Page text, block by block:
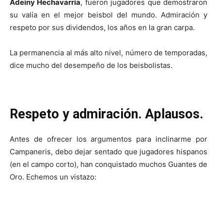
Adeiny Hechavarría, fueron jugadores que demostraron
su valía en el mejor beisbol del mundo. Admiración y
respeto por sus dividendos, los años en la gran carpa.
La permanencia al más alto nivel, número de temporadas,
dice mucho del desempeño de los beisbolistas.
Respeto y admiración. Aplausos.
Antes de ofrecer los argumentos para inclinarme por
Campaneris, debo dejar sentado que jugadores hispanos
(en el campo corto), han conquistado muchos Guantes de
Oro. Echemos un vistazo: